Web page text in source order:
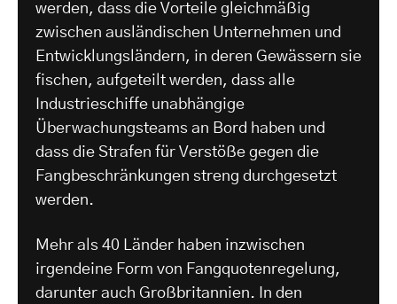
werden, dass die Vorteile gleichmäßig
zwischen ausländischen Unternehmen und
Entwicklungsländern, in deren Gewässern sie
fischen, aufgeteilt werden, dass alle
Industrieschiffe unabhängige
Überwachungsteams an Bord haben und
dass die Strafen für Verstöße gegen die
Fangbeschränkungen streng durchgesetzt
werden.
Mehr als 40 Länder haben inzwischen
irgendeine Form von Fangquotenregelung,
darunter auch Großbritannien. In den